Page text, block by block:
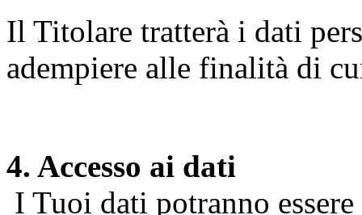
Il Titolare tratterà i dati
adempiere alle finalità di
4. Accesso ai dati
I Tuoi dati potranno